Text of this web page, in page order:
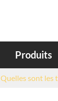
Produits
Quelles sont les